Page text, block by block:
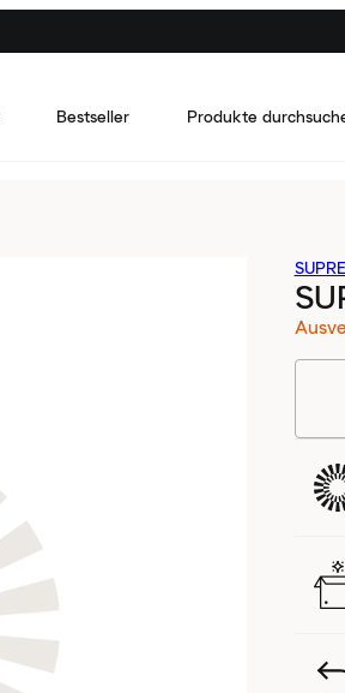
Bestseller Produkte